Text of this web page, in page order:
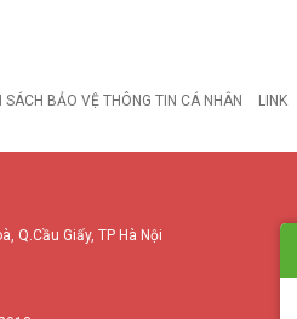
SÁCH BẢO VỆ THÔNG TIN CÁ NHÂN LINK
Q.Cầu Giấy, TP Hà Nội